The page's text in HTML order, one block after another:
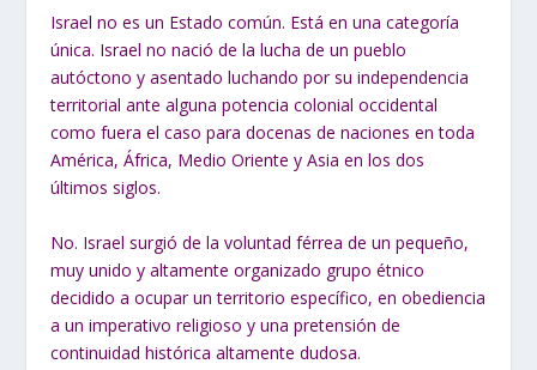
Israel no es un Estado común. Está en una categoría
única. Israel no nació de la lucha de un pueblo
autóctono y asentado luchando por su independencia
territorial ante alguna potencia colonial occidental
como fuera el caso para docenas de naciones en toda
América, África, Medio Oriente y Asia en los dos
últimos siglos.
No. Israel surgió de la voluntad férrea de un pequeño,
muy unido y altamente organizado grupo étnico
decidido a ocupar un territorio específico, en obediencia
a un imperativo religioso y una pretensión de
continuidad histórica altamente dudosa.